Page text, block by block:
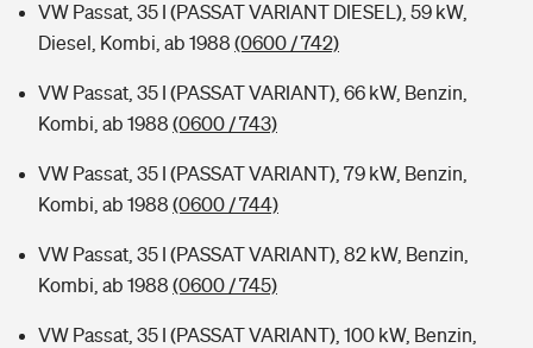
VW Passat, 35 I (PASSAT VARIANT DIESEL), 59 kW,
Diesel, Kombi, ab 1988 (0600 / 742)
VW Passat, 35 I (PASSAT VARIANT), 66 kW, Benzin,
Kombi, ab 1988 (0600 / 743)
VW Passat, 35 I (PASSAT VARIANT), 79 kW, Benzin,
Kombi, ab 1988 (0600 / 744)
VW Passat, 35 I (PASSAT VARIANT), 82 kW, Benzin,
Kombi, ab 1988 (0600 / 745)
VW Passat, 35 I (PASSAT VARIANT), 100 kW, Benzin,